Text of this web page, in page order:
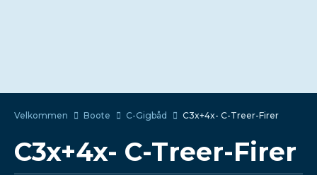
Velkommen Boote C-Gigbåd C3x+4x- C-Treer-Firer
C3x+4x- C-Treer-Firer